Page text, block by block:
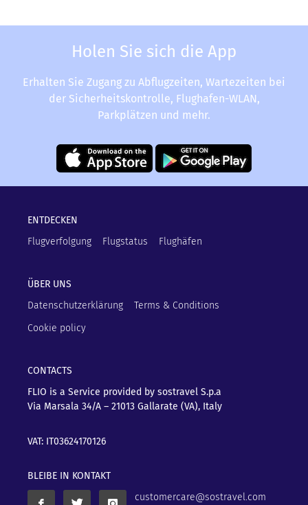
Holen Sie sich die App
Erhalten Sie Zugang zu Abflugzeiten, Wartezeiten bei
der Sicherheitskontrolle, Flughafen-WLAN,
Parkplätzen und mehr.
ENTDECKEN
Flugverfolgung
Flugstatus Flughäfen
ÜBER UNS
Datenschutzerklärung
Terms & Conditions
Cookie policy
CONTACTS
FLIO is a Service provided by sostravel S.p.a
Via Marsala 34/A – 21013 Gallarate (VA), Italy
VAT: IT03624170126
BLEIBE IN KONTAKT
customercare@sostravel.com